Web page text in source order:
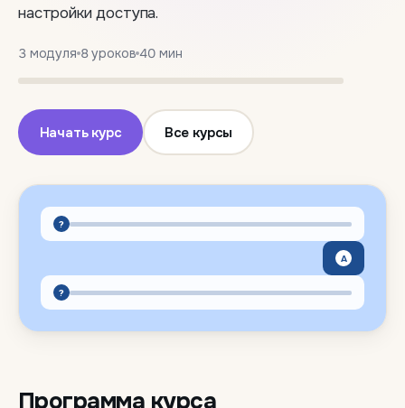
настройки доступа.
3 модуля 8 уроков 40 мин
Начать курс Все курсы
?
A
?
Программа курса